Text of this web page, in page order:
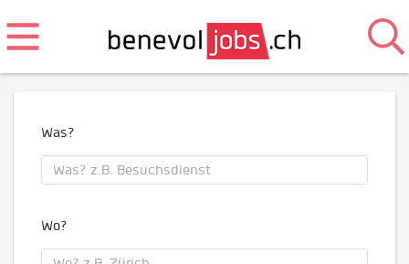
Was?
Wo?